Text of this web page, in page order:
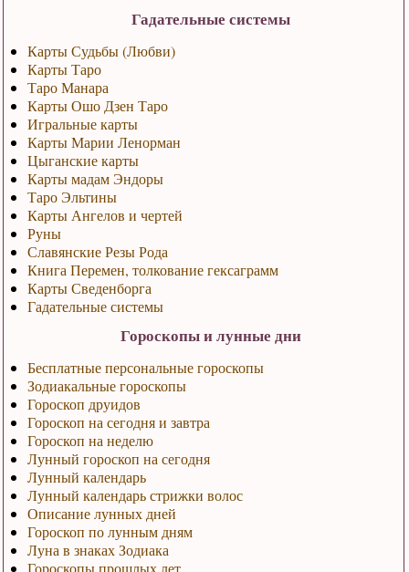
Гадательные системы
Карты Судьбы (Любви)
Карты Таро
Таро Манара
Карты Ошо Дзен Таро
Игральные карты
Карты Марии Ленорман
Цыганские карты
Карты мадам Эндоры
Таро Эльтины
Карты Ангелов и чертей
Руны
Славянские Резы Рода
Книга Перемен, толкование гексаграмм
Карты Сведенборга
Гадательные системы
Гороскопы и лунные дни
Бесплатные персональные гороскопы
Зодиакальные гороскопы
Гороскоп друидов
Гороскоп на сегодня и завтра
Гороскоп на неделю
Лунный гороскоп на сегодня
Лунный календарь
Лунный календарь стрижки волос
Описание лунных дней
Гороскоп по лунным дням
Луна в знаках Зодиака
Гороскопы прошлых лет